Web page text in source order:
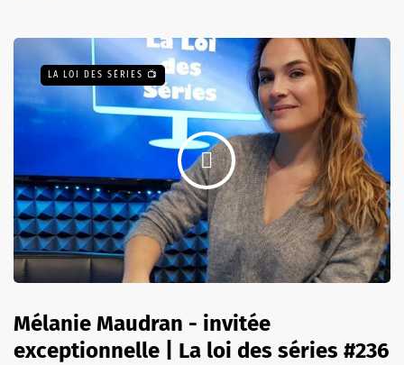
LA LOI DES SÉRIES 📺
Mélanie Maudran - invitée
exceptionnelle | La loi des séries #236